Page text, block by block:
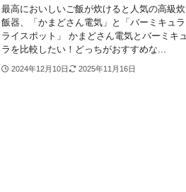
最高においしいご飯が炊けると人気の高級炊
飯器、「かまどさん電気」と「バーミキュラ
ライスポット」 かまどさん電気とバーミキュ
ラを比較したい！どっちがおすすめな...
2024年12月10日 2025年11月16日